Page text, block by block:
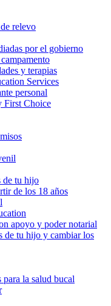
relevo
por el gobierno
y terapias
Services
personal
First Choice
de tu hijo
de los 18 años
apoyo y poder notarial
de tu hijo y cambiar los
para la salud bucal